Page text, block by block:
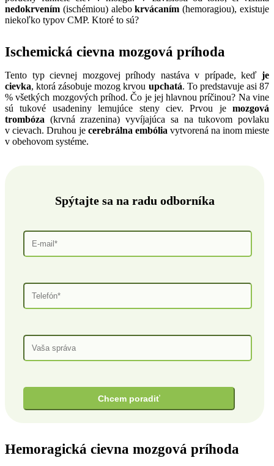
nedokrvením (ischémiou) alebokrvácaním (hemoragiou), existuje
niekoľko typov CMP. Ktoré to sú?
Ischemická cievna mozgová príhoda
Tento typ cievnej mozgovej príhody nastáva v prípade, keď je
cievka, ktorá zásobuje mozog krvou upchatá. To predstavuje asi 87
% všetkých mozgových príhod. Čo je jej hlavnou príčinou? Na vine
sú tukové usadeniny lemujúce steny ciev. Prvou je mozgová
trombóza (krvná zrazenina) vyvíjajúca sa na tukovom povlaku
v cievach. Druhou je cerebrálna embólia vytvorená na inom mieste
v obehovom systéme.
Spýtajte sa na radu odborníka
Hemoragická cievna mozgová príhoda